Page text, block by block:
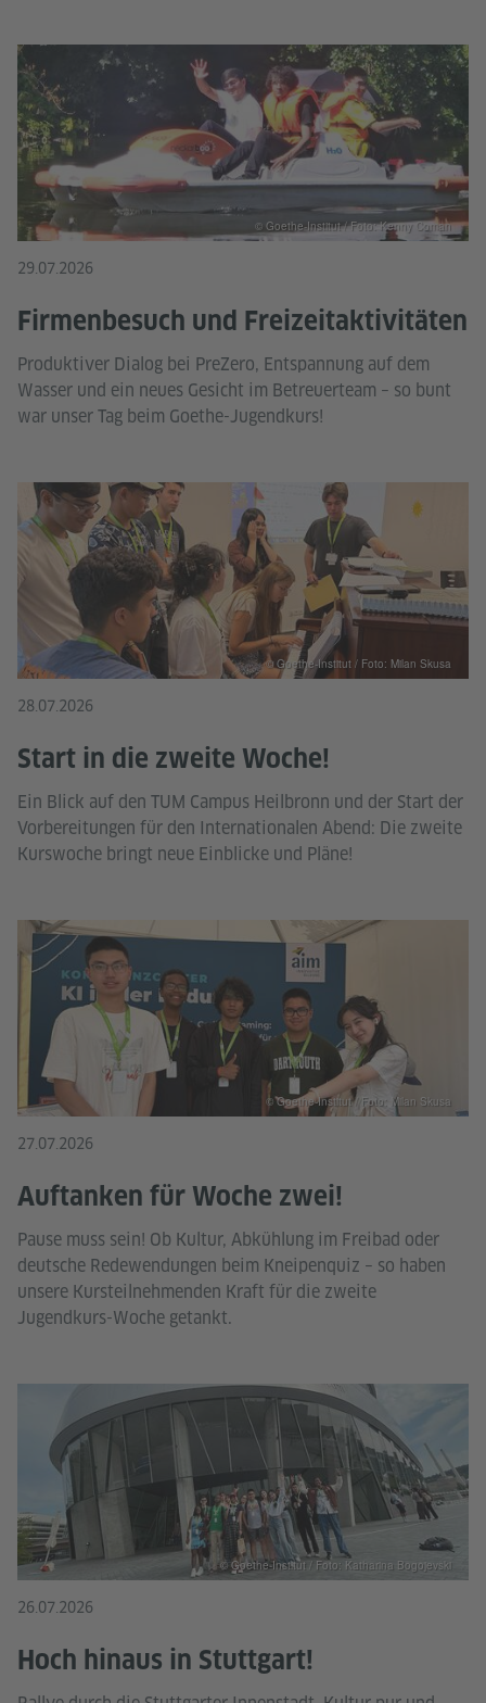
29.07.2026
Firmenbesuch und Freizeitaktivitäten
Produktiver Dialog bei PreZero, Entspannung auf dem
Wasser und ein neues Gesicht im Betreuerteam – so bunt
war unser Tag beim Goethe-Jugendkurs!
© Goethe-Institut / Foto: Kenny Coman
28.07.2026
Start in die zweite Woche!
Ein Blick auf den TUM Campus Heilbronn und der Start der
Vorbereitungen für den Internationalen Abend: Die zweite
Kurswoche bringt neue Einblicke und Pläne!
© Goethe-Institut / Foto: Milan Skusa
27.07.2026
Auftanken für Woche zwei!
Pause muss sein! Ob Kultur, Abkühlung im Freibad oder
deutsche Redewendungen beim Kneipenquiz – so haben
unsere Kursteilnehmenden Kraft für die zweite
Jugendkurs-Woche getankt.
© Goethe-Institut / Foto: Milan Skusa
26.07.2026
Hoch hinaus in Stuttgart!
© Goethe-Institut / Foto: Katharina Bogojevski